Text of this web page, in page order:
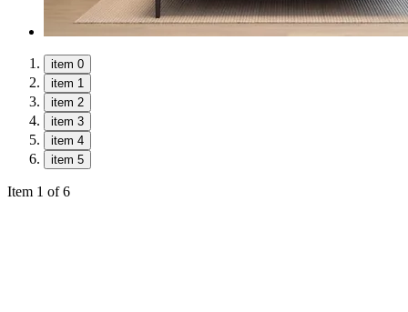
item 0
item 1
item 2
item 3
item 4
item 5
Item 1 of 6